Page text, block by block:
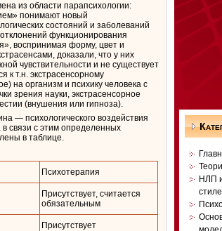
из области парапсихологии:
понимают новый
состояний и заболеваний
функционирования
воспринимая форму, цвет и
доказали, что у них
чувствительности и не существует
к т.н. экстрасенсорному
на организм и психику человека с
зрения науки, экстрасенсорное
(внушения или гипноза).
— психологического воздействия
связи с этим определенных
в таблице.
Психотерапия
Присутствует, считается
обязательным
Присутствует
НЛП